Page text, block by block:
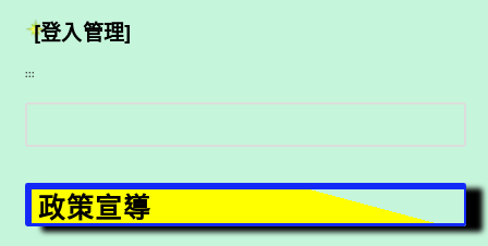
[登入管理]
:::
搜
尋
政策宣導